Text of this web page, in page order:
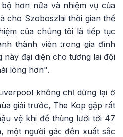
hơn nữa và nhiệm vụ của
cho Szoboszlai thời gian thể
của chúng tôi là tiếp tục
thành viên trong gia đình
này đại diện cho tương lai đội
lòng hơn".
không chỉ dừng lại ở
giải trước, The Kop gặp rất
vệ khi để thủng lưới tới 47
một người gác đền xuất sắc